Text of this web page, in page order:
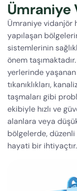
Ümraniye
Ümraniye vidanjör
yapılaşan
sistemlerinin
önem
yerlerinde
tıkanıklıkları,
taşmaları gibi
ekibiyle hızlı ve
alanlara veya
bölgelerde,
hayati bir ihtiyaçtır.